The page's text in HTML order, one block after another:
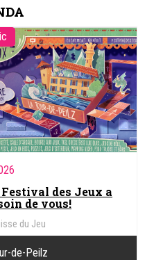
Festival des Jeux a
de vous!
du Jeu
de-Peilz